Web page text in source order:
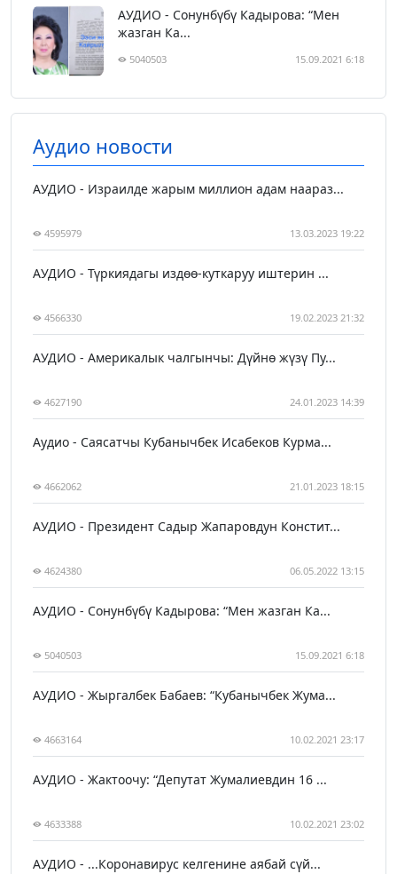
АУДИО - Сонунбүбү Кадырова: “Мен
жазган Ка...
5040503 15.09.2021 6:18
Аудио новости
АУДИО - Израилде жарым миллион адам наараз...
4595979 13.03.2023 19:22
АУДИО - Түркиядагы издөө-куткаруу иштерин ...
4566330 19.02.2023 21:32
АУДИО - Америкалык чалгынчы: Дүйнө жүзү Пу...
4627190 24.01.2023 14:39
Аудио - Саясатчы Кубанычбек Исабеков Курма...
4662062 21.01.2023 18:15
АУДИО - Президент Садыр Жапаровдун Констит...
4624380 06.05.2022 13:15
АУДИО - Сонунбүбү Кадырова: “Мен жазган Ка...
5040503 15.09.2021 6:18
АУДИО - Жыргалбек Бабаев: “Кубанычбек Жума...
4663164 10.02.2021 23:17
АУДИО - Жактоочу: “Депутат Жумалиевдин 16 ...
4633388 10.02.2021 23:02
АУДИО - ...Коронавирус келгенине аябай сүй...